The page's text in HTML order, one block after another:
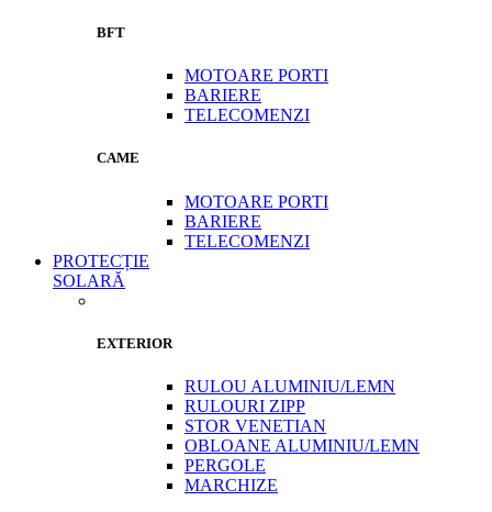
BFT
MOTOARE PORTI
BARIERE
TELECOMENZI
CAME
MOTOARE PORTI
BARIERE
TELECOMENZI
PROTECȚIE
SOLARĂ
EXTERIOR
RULOU ALUMINIU/LEMN
RULOURI ZIPP
STOR VENETIAN
OBLOANE ALUMINIU/LEMN
PERGOLE
MARCHIZE